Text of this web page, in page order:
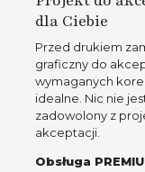
dla Ciebie
Przed drukiem
graficzny do
wymaganych
idealne. Nic nie
zadowolony z
akceptacji.
Obsługa